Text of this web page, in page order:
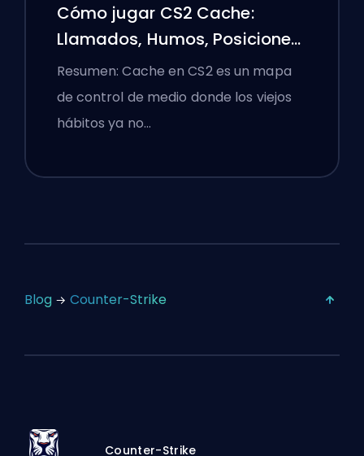
Cómo jugar CS2 Cache:
Llamados, Humos, Posiciones
y Consejos Premier
Resumen: Cache en CS2 es un mapa
de control de medio donde los viejos
hábitos ya no…
Blog Counter-Strike
Counter-Strike